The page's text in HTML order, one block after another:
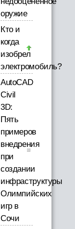
оружие
Кто и
когда
изобрел
электромобиль?
AutoCAD
Civil
3D:
Пять
примеров
внедрения
при
создании
инфраструктуры
Олимпийских
игр в
Сочи